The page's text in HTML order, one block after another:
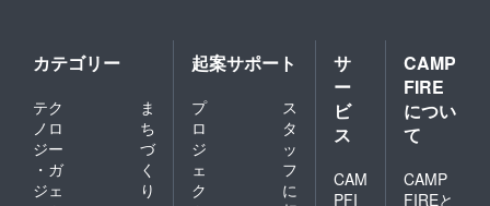
自身でご連
絡いただき
ますようお
願いいたし
ます。ご連
き次第、再
カテゴリー
テク
ノロ
ジー
・ガ
ジェ
ま
ち
づ
く
り
起案サポート
プ
ロ
ジ
ェ
ク
ス
タ
ッ
フ
に
サ
ー
ビ
ス
CAM
PFI
CAMP
FIRE
につい
て
CAMP
FIREと